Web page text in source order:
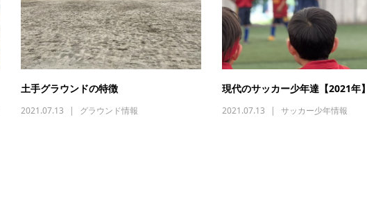
土手グラウンドの特徴
2021.07.13 グラウンド情報
現代のサッカー少年達【2021年】
2021.07.13 サッカー少年情報